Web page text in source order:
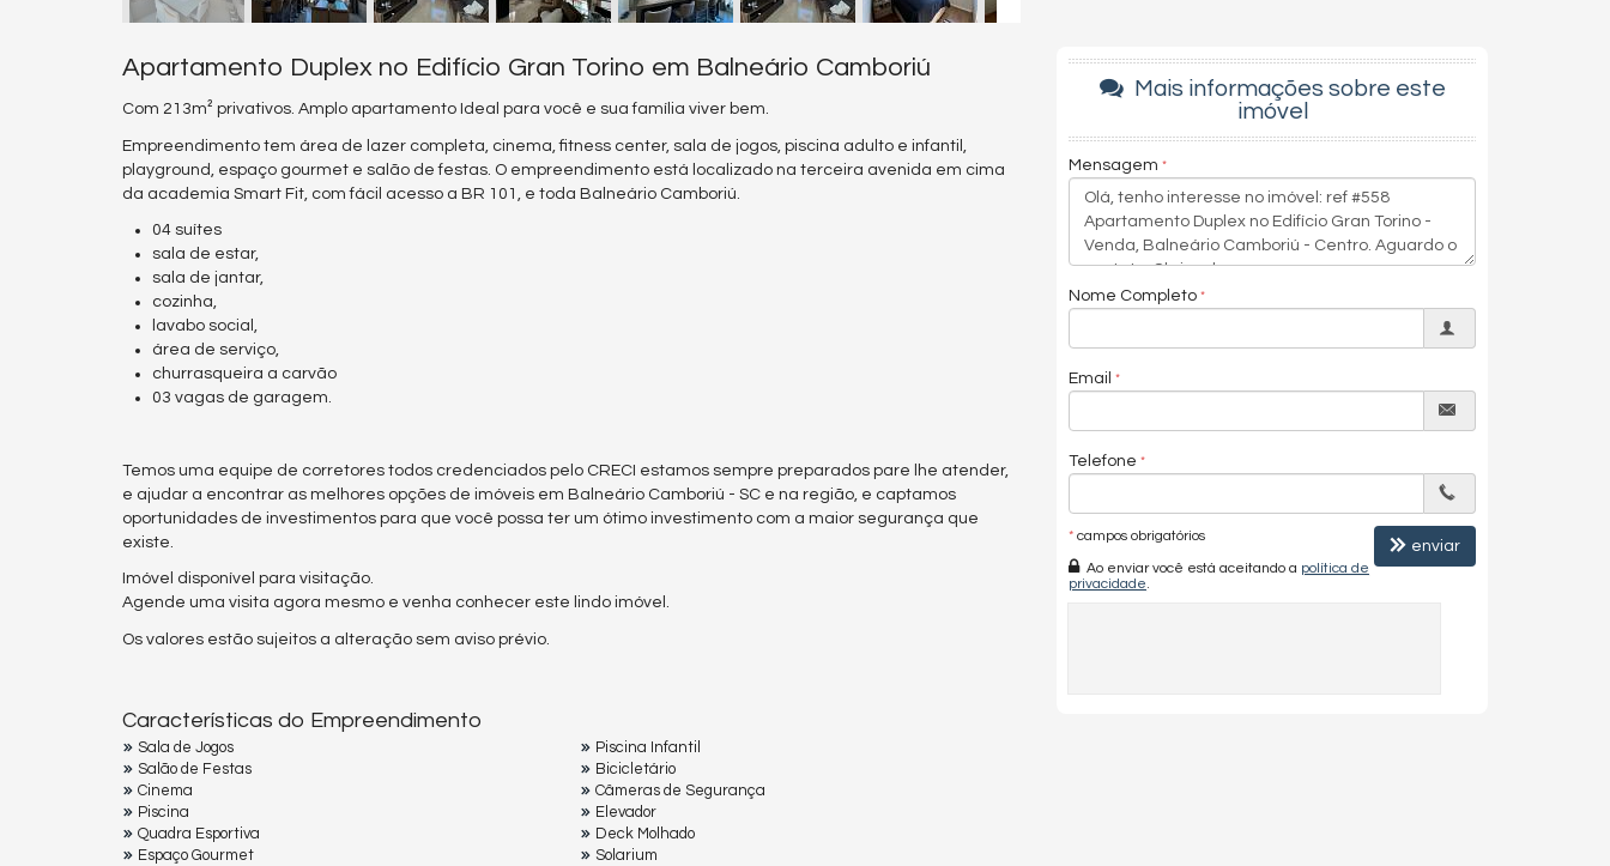
Apartamento Duplex no Edifício Gran Torino em Balneário Camboriú
Com 213m² privativos. Amplo apartamento Ideal para você e sua família viver bem.
Empreendimento tem área de lazer completa, cinema, fitness center, sala de jogos, piscina adulto e infantil,
playground, espaço gourmet e salão de festas. O empreendimento está localizado na terceira avenida em cima
da academia Smart Fit, com fácil acesso a BR 101, e toda Balneário Camboriú.
04 suítes
sala de estar,
sala de jantar,
cozinha,
lavabo social,
área de serviço,
churrasqueira a carvão
03 vagas de garagem.
Temos uma equipe de corretores todos credenciados pelo CRECI estamos sempre preparados pare lhe atender,
e ajudar a encontrar as melhores opções de imóveis em Balneário Camboriú - SC e na região, e captamos
oportunidades de investimentos para que você possa ter um ótimo investimento com a maior segurança que
existe.
Imóvel disponível para visitação.
Agende uma visita agora mesmo e venha conhecer este lindo imóvel.
Os valores estão sujeitos a alteração sem aviso prévio.
Características do Empreendimento
Sala de Jogos
Salão de Festas
Cinema
Piscina
Quadra Esportiva
Espaço Gourmet
Piscina Infantil
Bicicletário
Câmeras de Segurança
Elevador
Deck Molhado
Solarium
Mais informações sobre este
imóvel
Mensagem
Nome Completo
Email
Telefone
* campos obrigatórios
Ao enviar você está aceitando a política de
privacidade
enviar